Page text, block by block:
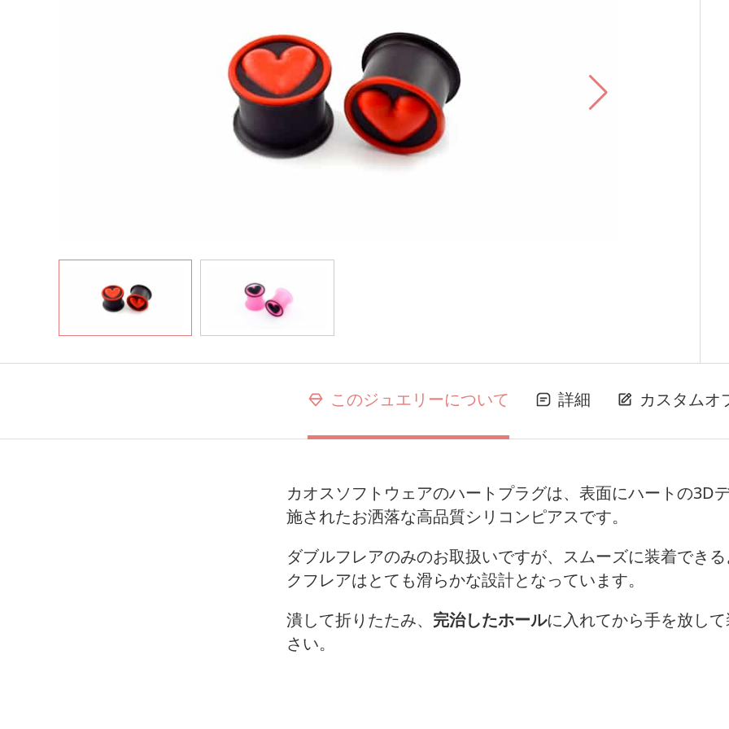
このジュエリーについて 詳細 カスタムオ
カオスソフトウェアのハートプラグは、表面にハートの3D
施されたお洒落な高品質シリコンピアスです。
ダブルフレアのみのお取扱いですが、スムーズに装着でき
クフレアはとても滑らかな設計となっています。
潰して折りたたみ、 完治したホールに入れてから手を放し
さい。